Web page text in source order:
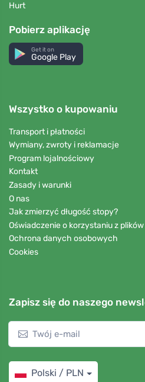
Hurt
Pobierz aplikację
Get it on
Google Play
Wszystko o kupowaniu
Transport i płatności
Wymiany, zwroty i reklamacje
Program lojalnościowy
Kontakt
Zasady i warunki
O nas
Jak zmierzyć długość stopy?
Oświadczenie o korzystaniu z
Ochrona danych osobowych
Cookies
Zapisz się do naszego
Polski / PLN